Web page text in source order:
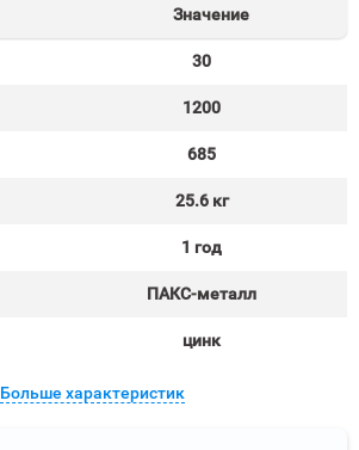
Значение
30
1200
685
25.6 кг
1 год
ПАКС-металл
цинк
Больше характеристик